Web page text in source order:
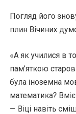
Погляд його
плин Вічиних
«А як училися в
пам’яткою
була іноземна
математика?
— Віці навіть